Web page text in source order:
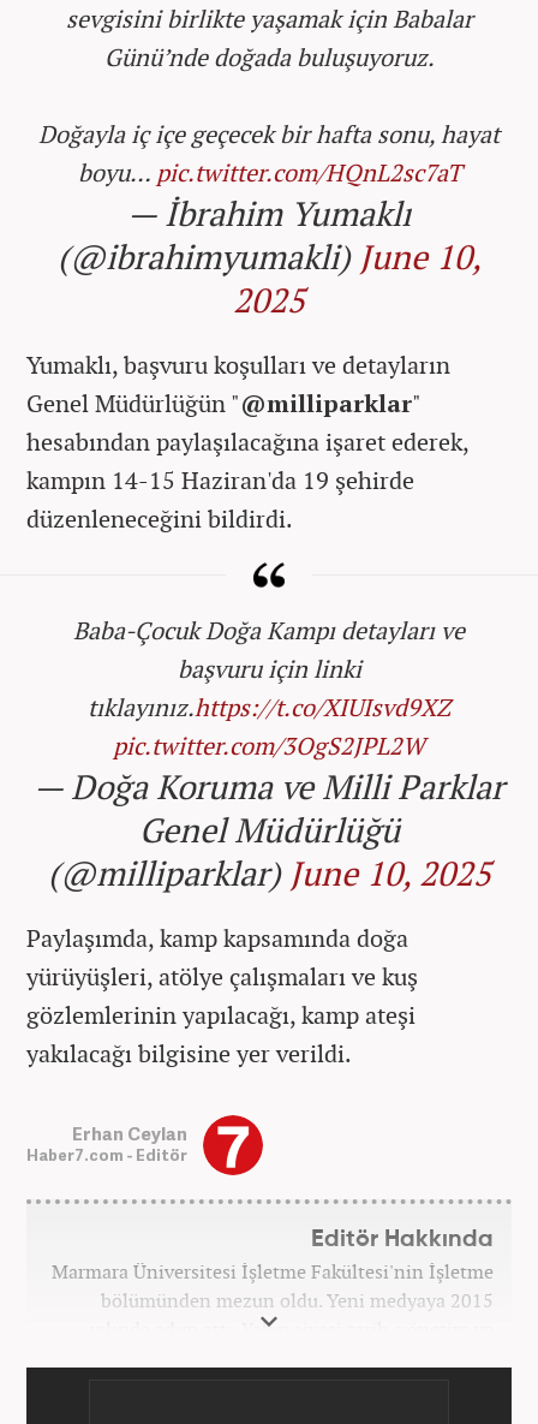
sevgisini birlikte yaşamak için Babalar
Günü’nde doğada buluşuyoruz.
Doğayla iç içe geçecek bir hafta sonu, hayat
boyu… pic.twitter.com/HQnL2sc7aT
— İbrahim Yumaklı
(@ibrahimyumakli) June 10,
2025
Yumaklı, başvuru koşulları ve detayların
Genel Müdürlüğün "@milliparklar"
hesabından paylaşılacağına işaret ederek,
kampın 14-15 Haziran'da 19 şehirde
düzenleneceğini bildirdi.
Baba-Çocuk Doğa Kampı detayları ve
başvuru için linki
tıklayınız.https://t.co/XIUIsvd9XZ
pic.twitter.com/3OgS2JPL2W
— Doğa Koruma ve Milli Parklar
Genel Müdürlüğü
(@milliparklar) June 10, 2025
Paylaşımda, kamp kapsamında doğa
yürüyüşleri, atölye çalışmaları ve kuş
gözlemlerinin yapılacağı, kamp ateşi
yakılacağı bilgisine yer verildi.
Erhan Ceylan
Haber7.com - Editör
Editör Hakkında
Marmara Üniversitesi İşletme Fakültesi'nin İşletme
bölümünden mezun oldu. Yeni medyaya 2015
yılında adım attı. Yakın siyasi tarih, yönetim ve